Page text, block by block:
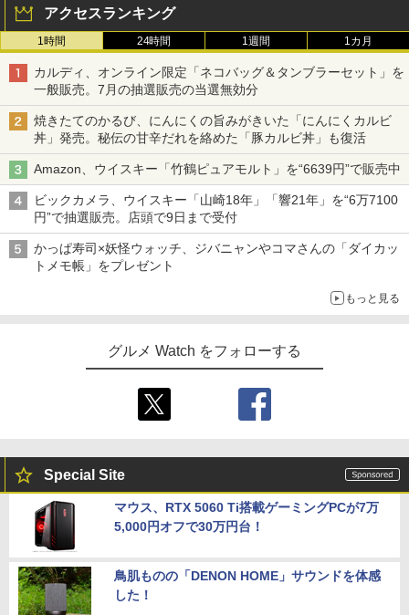
アクセスランキング
1時間 24時間 1週間 1カ月
カルディ、オンライン限定「ネコバッグ＆タンブラーセット」を
一般販売。7月の抽選販売の当選無効分
焼きたてのかるび、にんにくの旨みがきいた「にんにくカルビ
丼」発売。秘伝の甘辛だれを絡めた「豚カルビ丼」も復活
Amazon、ウイスキー「竹鶴ピュアモルト」を“6639円”で販売中
ビックカメラ、ウイスキー「山崎18年」「響21年」を“6万7100
円”で抽選販売。店頭で9日まで受付
かっぱ寿司×妖怪ウォッチ、ジバニャンやコマさんの「ダイカッ
トメモ帳」をプレゼント
もっと見る
グルメ Watch をフォローする
Special Site
マウス、RTX 5060 Ti搭載ゲーミングPCが7万
5,000円オフで30万円台！
鳥肌ものの「DENON HOME」サウンドを体感
した！